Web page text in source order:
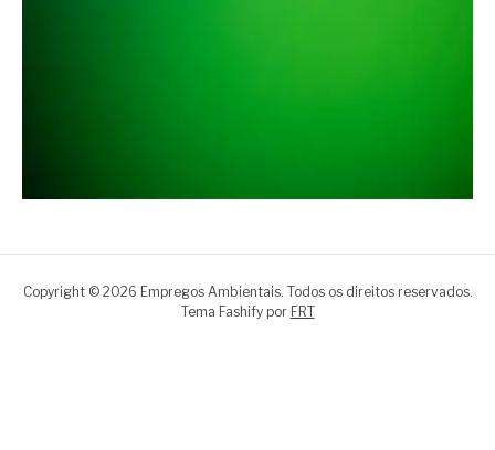
Copyright © 2026 Empregos Ambientais. Todos os direitos reservados.
Tema Fashify por FRT